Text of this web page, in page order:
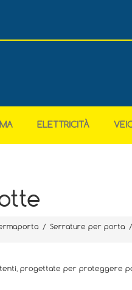
ELETTRICITÀ
/ Serrature per porta /
progettate per proteggere